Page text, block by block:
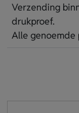
Verzending
drukproef.
Alle genoemde